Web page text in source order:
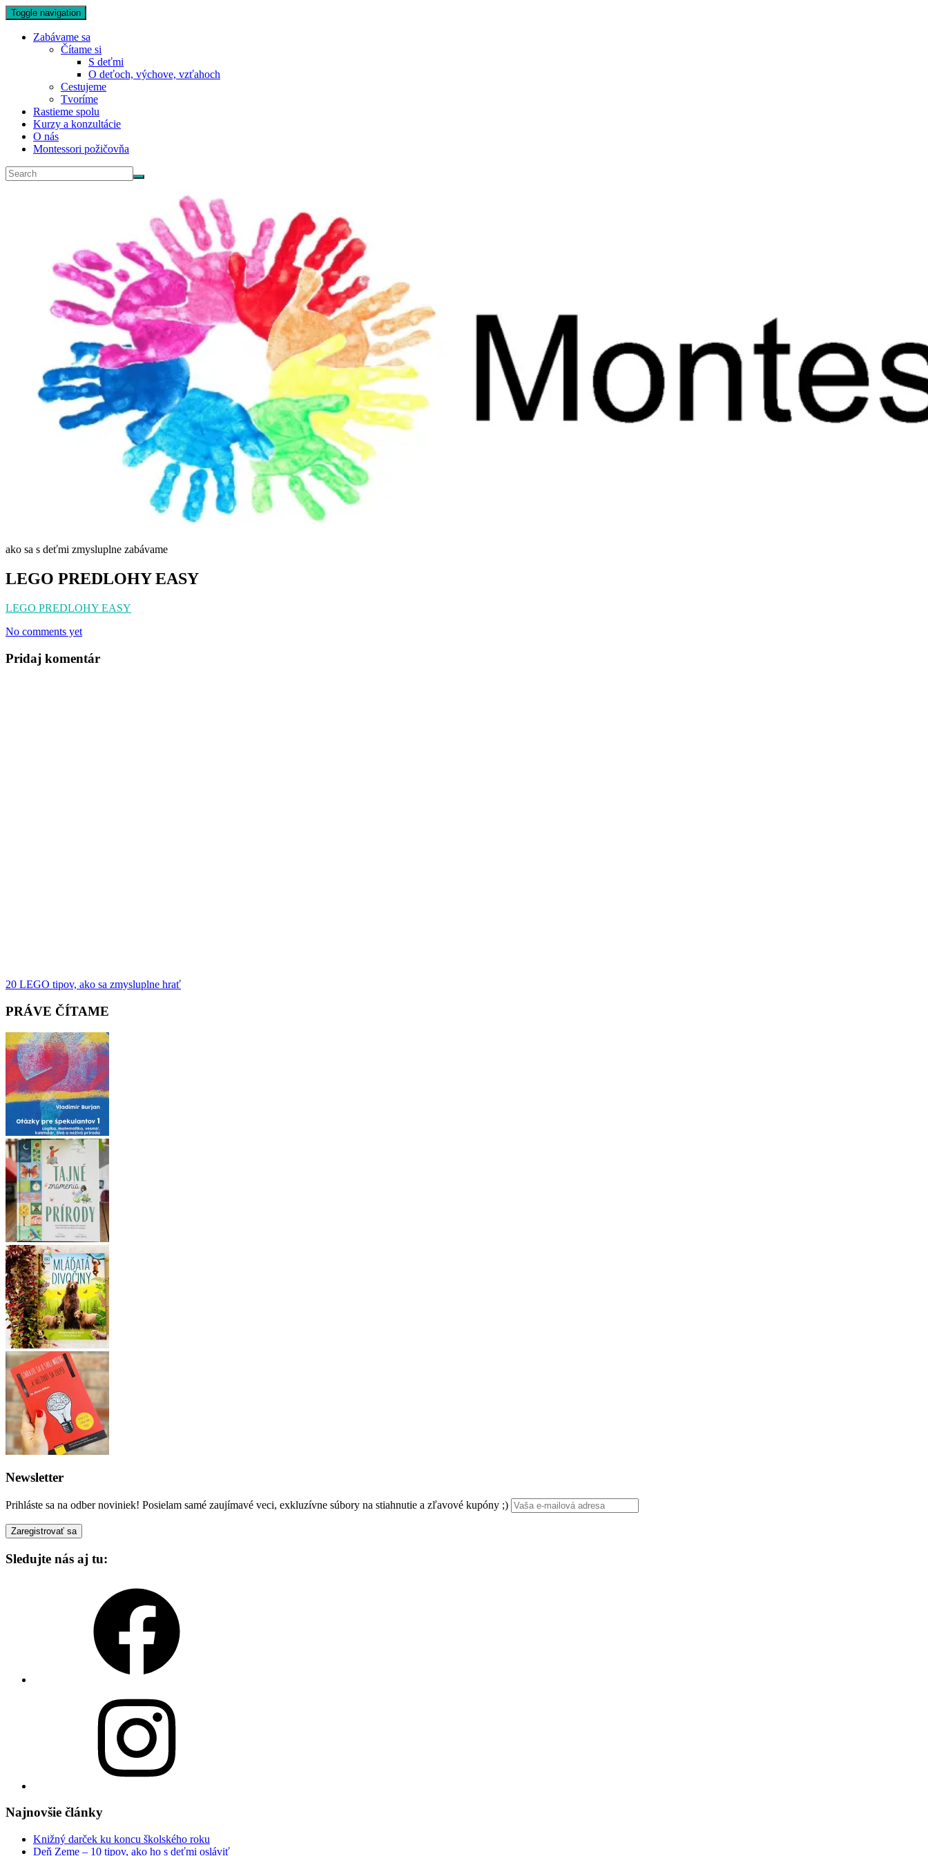
Toggle navigation
Zabávame sa
Čítame si
S deťmi
O deťoch, výchove, vzťahoch
Cestujeme
Tvoríme
Rastieme spolu
Kurzy a konzultácie
O nás
Montessori požičovňa
ako sa s deťmi zmysluplne zabávame
LEGO PREDLOHY EASY
LEGO PREDLOHY EASY
No comments yet
Pridaj komentár
Post
navigation
20 LEGO tipov, ako sa zmysluplne hrať
PRÁVE ČÍTAME
Newsletter
Prihláste sa na odber noviniek! Posielam samé zaujímavé veci, exkluzívne súbory na stiahnutie a zľavové kupóny ;)
Sledujte nás aj tu:
Najnovšie články
Knižný darček ku koncu školského roku
Deň Zeme – 10 tipov, ako ho s deťmi osláviť